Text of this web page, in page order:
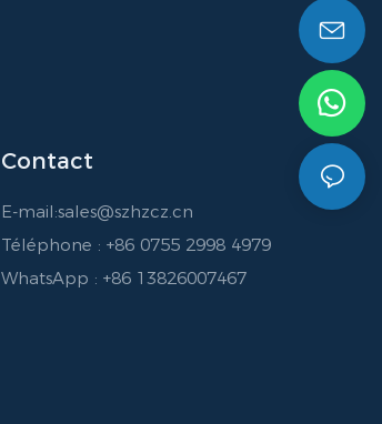
Contact
E-mail:sales@szhzcz.cn
Téléphone : +86 0755 2998 4979
WhatsApp : +86 13826007467